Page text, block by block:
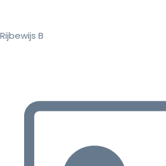
Rijbewijs B